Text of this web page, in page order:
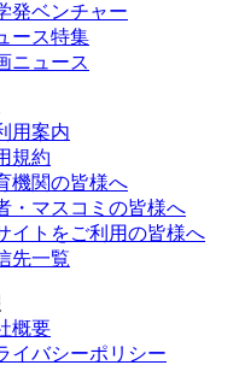
発ベンチャー
ース特集
ニュース
用案内
規約
機関の皆様へ
・マスコミの皆様へ
イトをご利用の皆様へ
先一覧
概要
イバシーポリシー